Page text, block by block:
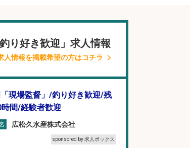
釣り好き歓迎」求人情報
人情報を掲載希望の方はコチラ
現場監督」/釣り好き歓迎/残
間/経験者歓迎
広松久水産株式会社
sponsored by 求人ボックス